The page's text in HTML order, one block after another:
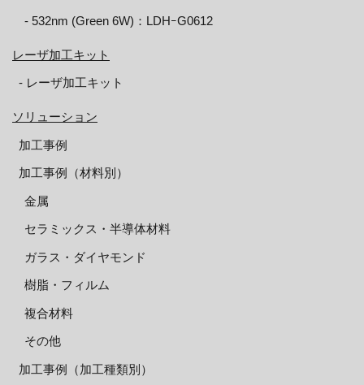
‐ 532nm (Green 6W)：LDHｰG0612
レーザ加工キット
‐ レーザ加工キット
ソリューション
加工事例
加工事例（材料別）
金属
セラミックス・半導体材料
ガラス・ダイヤモンド
樹脂・フィルム
複合材料
その他
加工事例（加工種類別）